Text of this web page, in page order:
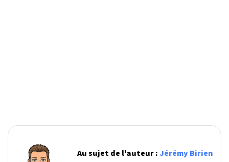
Au sujet de l'auteur : Jérémy Birien